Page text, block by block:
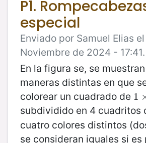
P1.
especial
Enviado por Samuel Elias
Noviembre de 2024 - 17:41.
En la figura se, se
maneras distintas en que
colorear un cuadrado de 1
1 ×
subdividido en 4 cuadritos
cuatro colores distintos
se consideran iguales si